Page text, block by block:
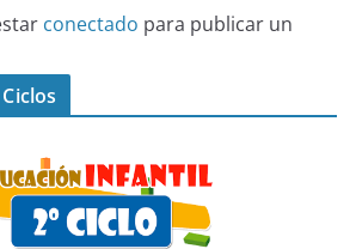
conectado para publicar un